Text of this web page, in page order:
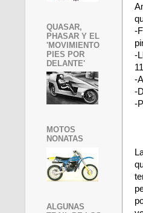
-
-
-
-
-
QUASAR,
PHASAR Y EL
'MOVIMIENTO
PIES POR
DELANTE'
MOTOS
NONATAS
ALGUNAS